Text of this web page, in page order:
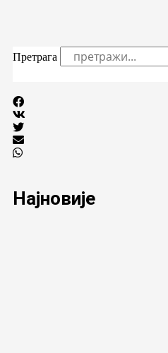
Претрага
Најновије